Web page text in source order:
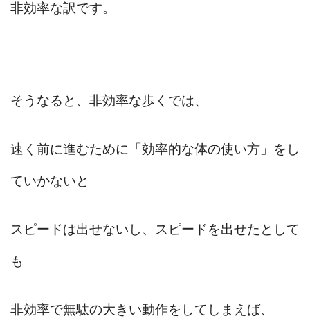
非効率な訳です。
そうなると、非効率な歩くでは、
速く前に進むために「効率的な体の使い方」をし
ていかないと
スピードは出せないし、スピードを出せたとして
も
非効率で無駄の大きい動作をしてしまえば、